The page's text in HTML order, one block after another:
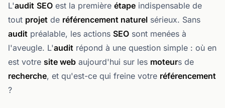
L'audit SEO est la première étape indispensable de
tout projet de référencement naturel sérieux. Sans
audit préalable, les actions SEO sont menées à
l'aveugle. L'audit répond à une question simple : où en
est votre site web aujourd'hui sur les moteurs de
recherche, et qu'est-ce qui freine votre référencement
?